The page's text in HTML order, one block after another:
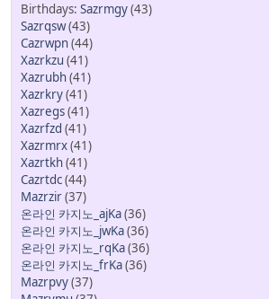
Sazrmgy(43)
Sazrqsw(43)
Cazrwpn(44)
Xazrkzu (41)
Xazrubh(41)
Xazrkry(41)
Xazregs(41)
Xazrfzd (41)
Xazrmrx(41)
Xazrtkh(41)
Cazrtdc(44)
Mazrzir(37)
온라인 카지노_ajKa(36)
온라인 카지노_jwKa(36)
온라인 카지노_rqKa(36)
온라인 카지노_frKa(36)
Mazrpvy(37)